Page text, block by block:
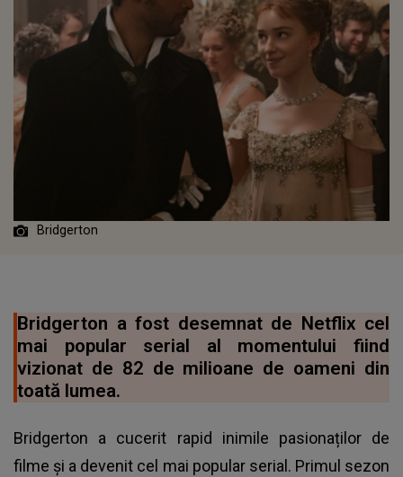
Bridgerton
Bridgerton a fost desemnat de Netflix cel
mai popular serial al momentului fiind
vizionat de 82 de milioane de oameni din
toată lumea.
Bridgerton a cucerit rapid inimile pasionaților de
filme și a devenit cel mai popular serial. Primul sezon